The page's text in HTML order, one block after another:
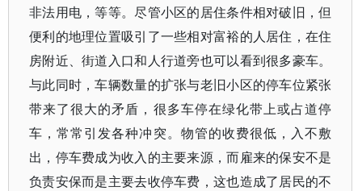
非法用电，等等。尽管小区的居住条件相对破旧，但
便利的地理位置吸引了一些相对富裕的人居住，在住
房附近、街道入口和人行道旁也可以看到很多豪车。
与此同时，车辆数量的扩张与老旧小区的停车位紧张
带来了很大的矛盾，很多车停在绿化带上或占道停
车，常常引发各种冲突。物管的收费很低，入不敷
出，停车费成为收入的主要来源，而雇来的保安不是
负责安保而是主要去收停车费，这也造成了居民的不